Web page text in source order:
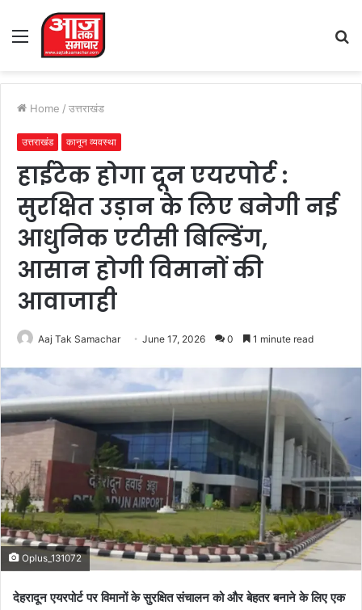
Menu
Home / उत्तराखंड
उत्तराखंड कानून व्यवस्था
हाईटेक होगा दून एयरपोर्ट :
सुरक्षित उड़ान के लिए बनेगी नई
आधुनिक एटीसी बिल्डिंग,
आसान होगी विमानों की
आवाजाही
Aaj Tak Samachar June 17, 2026 0 1 minute read
Oplus_131072
देहरादून एयरपोर्ट पर विमानों के सुरक्षित संचालन को और बेहतर बनाने के लिए एक